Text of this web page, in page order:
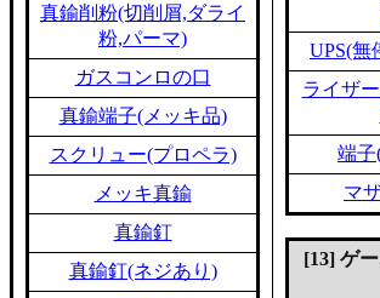
真鍮削粉(切削屑,ダライ
粉,パーマ)
ガスコンロの口
真鍮端子(メッキ品)
スクリュー(プロペラ)
メッキ真鍮
真鍮釘
真鍮釘(ネジあり)
UPS(無
ライザ
端子
マ
[13] ゲ